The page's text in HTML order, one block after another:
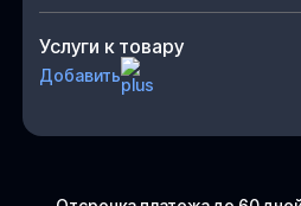
Услуги к товару
Добавить